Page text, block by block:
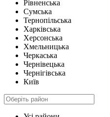
Рівненська
Сумська
Тернопільська
Харківська
Херсонська
Хмельницька
Черкаська
Чернівецька
Чернігівська
Київ